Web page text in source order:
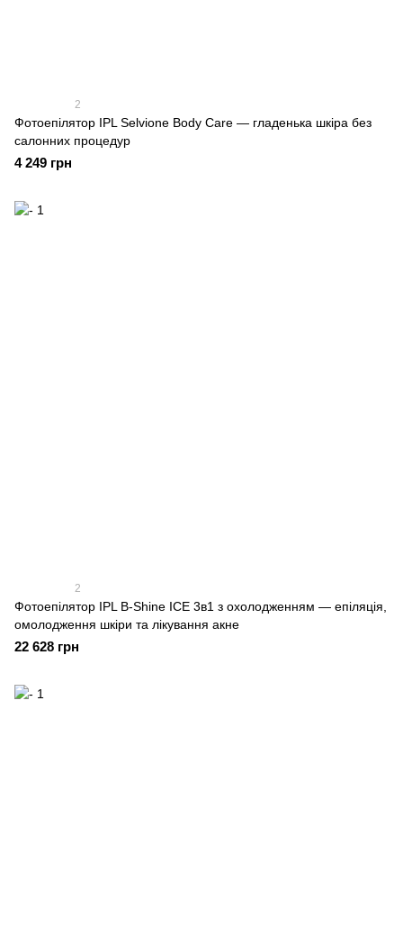
2
Фотоепілятор IPL Selvione Body Care — гладенька шкіра без
салонних процедур
4 249 грн
2
Фотоепілятор IPL B-Shine ICE 3в1 з охолодженням — епіляція,
омолодження шкіри та лікування акне
22 628 грн